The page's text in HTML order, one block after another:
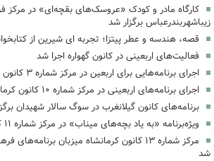
کارگاه مادر و کودک «عروسک‌های بقچه‌ای» در مرکز
زیباشهربندرعباس برگزار شد
قصه، هندسه و عطر پیتزا؛ تجربه ای شیرین از
فعالیت‌های اربعینی در کانون گهواره اجرا شد
اجرای برنامه‌هایی برای اربعین در مرکز شماره ۳ کانون اسلام‌آباد غرب
اجرای برنامه‌های اربعینی در مرکز شماره ۱۰ کانون کرمانشاه
برنامه‌های کانون گیلانغرب در سوگ سالار شهیدان
ویژه‌برنامه «به یاد بچه‌های میناب» در مرکز شماره ۱۱ کانون کرمانشاه برگزار شد
مرکز شماره ۱۳ کانون کرمانشاه میزبان
شد